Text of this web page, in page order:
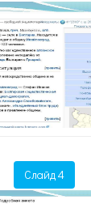
Слайд 4